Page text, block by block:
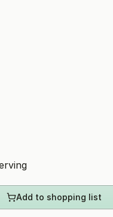
Add to shopping list